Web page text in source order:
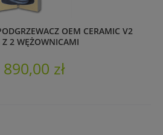
OEM CERAMIC V2
2 WĘŻOWNICAMI
zł